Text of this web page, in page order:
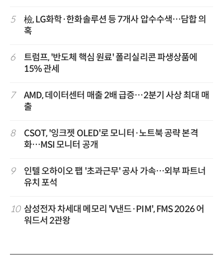
5
檢, LG화학·한화솔루션 등 7개사 압수수색…담합 의
혹
6
트럼프, '반도체 핵심 원료' 폴리실리콘 파생상품에
15% 관세
7
AMD, 데이터센터 매출 2배 급증…2분기 사상 최대 매
출
8
CSOT, '잉크젯 OLED'로 모니터·노트북 공략 본격
화…MSI 모니터 공개
9
인텔 오하이오 팹 '초과근무' 공사 가속…외부 파트너
유치 포석
10 삼성전자 차세대 메모리 'V낸드·PIM', FMS 2026 어
워드서 2관왕